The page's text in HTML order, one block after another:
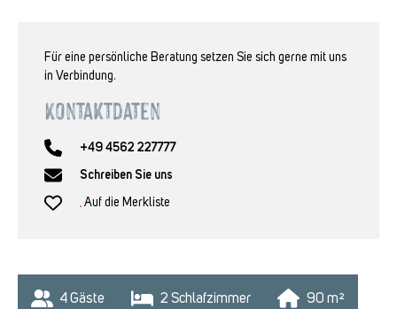
Für eine persönliche Beratung setzen Sie sich gerne mit uns
in Verbindung.
Kontaktdaten
+49 4562 227777
Schreiben Sie uns
Auf die Merkliste
4 Gäste 2 Schlafzimmer 90 m²